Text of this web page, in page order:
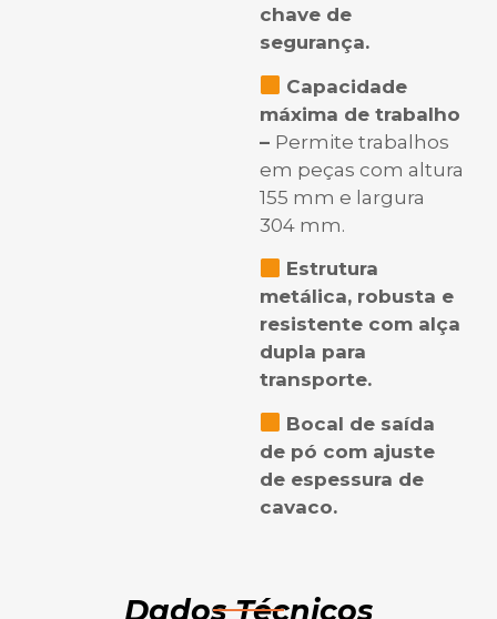
chave de
segurança.
Capacidade
máxima de trabalho
– Permite trabalhos
em peças com altura
155 mm e largura
304 mm.
Estrutura
metálica, robusta e
resistente com alça
dupla para
transporte.
Bocal de saída
de pó com ajuste
de espessura de
cavaco.
Dados Técnicos